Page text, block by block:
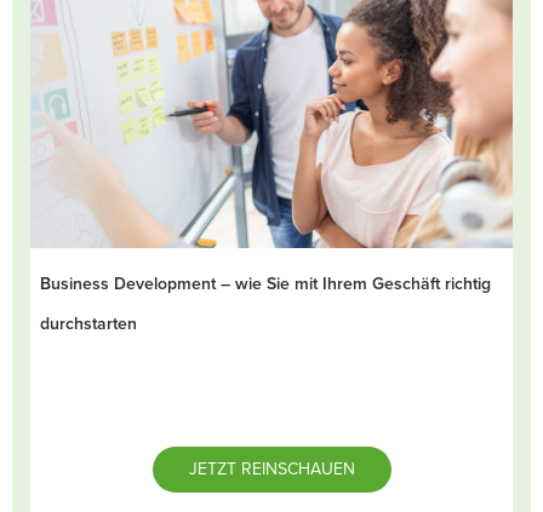
Business Development – wie Sie mit Ihrem Geschäft richtig
durchstarten
JETZT REINSCHAUEN